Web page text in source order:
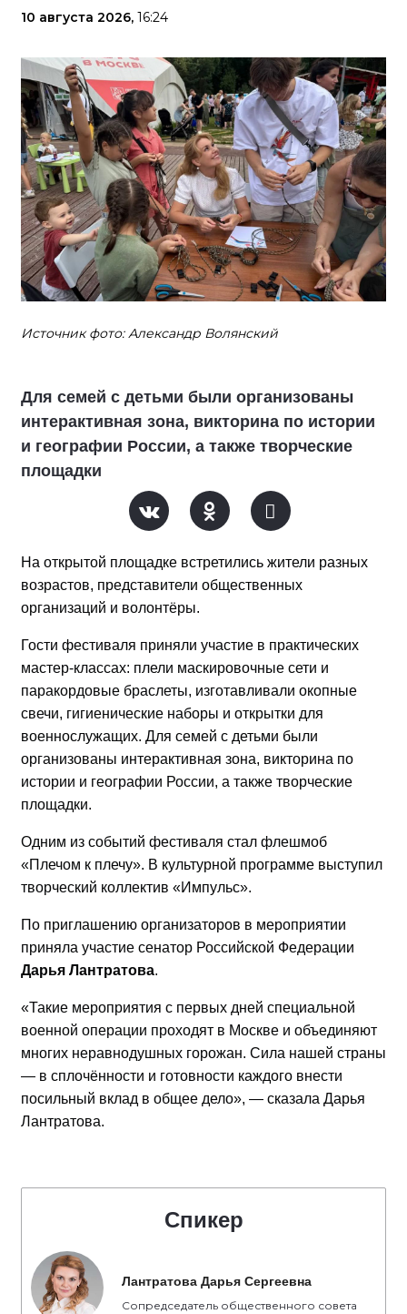
10 августа 2026, 16:24
Источник фото: Александр Волянский
Для семей с детьми были организованы
интерактивная зона, викторина по истории
и географии России, а также творческие
площадки
На открытой площадке встретились жители разных
возрастов, представители общественных
организаций и волонтёры.
Гости фестиваля приняли участие в практических
мастер-классах: плели маскировочные сети и
паракордовые браслеты, изготавливали окопные
свечи, гигиенические наборы и открытки для
военнослужащих. Для семей с детьми были
организованы интерактивная зона, викторина по
истории и географии России, а также творческие
площадки.
Одним из событий фестиваля стал флешмоб
«Плечом к плечу». В культурной программе выступил
творческий коллектив «Импульс».
По приглашению организаторов в мероприятии
приняла участие сенатор Российской Федерации
Дарья Лантратова.
«Такие мероприятия с первых дней специальной
военной операции проходят в Москве и объединяют
многих неравнодушных горожан. Сила нашей страны
— в сплочённости и готовности каждого внести
посильный вклад в общее дело», — сказала Дарья
Лантратова.
Спикер
Лантратова Дарья Сергеевна
Сопредседатель общественного совета